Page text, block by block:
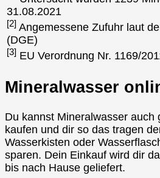
31.08.2021
[2] Angemessene Zufuhr laut
(DGE)
[3] EU Verordnung Nr. 1169/
Mineralwasser
Du kannst Mineralwasser auch
kaufen und dir so das tragen
Wasserkisten oder
sparen. Dein Einkauf wird dir
bis nach Hause geliefert.